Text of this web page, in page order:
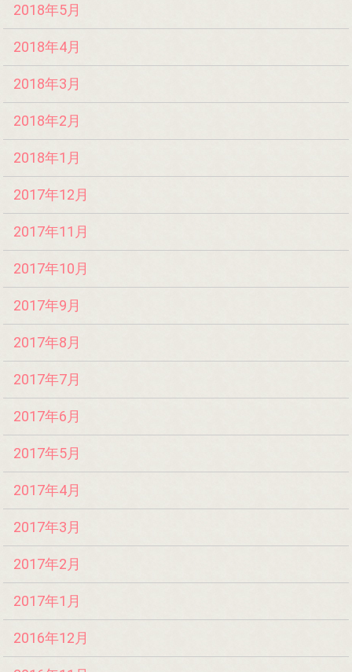
2018年5月
2018年4月
2018年3月
2018年2月
2018年1月
2017年12月
2017年11月
2017年10月
2017年9月
2017年8月
2017年7月
2017年6月
2017年5月
2017年4月
2017年3月
2017年2月
2017年1月
2016年12月